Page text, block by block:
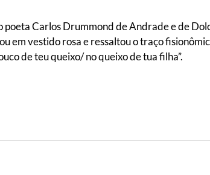
Carlos Drummond de Andrade e de
em vestido rosa e ressaltou o traço
de teu queixo/ no queixo de tua filha”.